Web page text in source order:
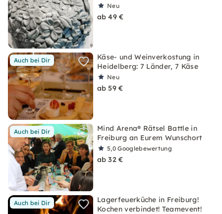
Neu
ab 49 €
Auch bei Dir
Käse- und Weinverkostung in
Heidelberg: 7 Länder, 7 Käse
Neu
ab 59 €
Auch bei Dir
Mind Arena® Rätsel Battle in
Freiburg an Eurem Wunschort
5,0Googlebewertung
ab 32 €
Auch bei Dir
Lagerfeuerküche in Freiburg!
Kochen verbindet! Teamevent!